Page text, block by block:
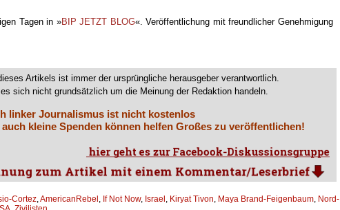
Tagen in »BIP JETZT BLOG«. Veröffentlichung mit freundlicher Genehmigung
Artikels ist immer der ursprüngliche herausgeber verantwortlich.
sich nicht grundsätzlich um die Meinung der Redaktion handeln.
linker Journalismus ist nicht kostenlos
auch kleine Spenden können helfen Großes zu veröffentlichen!
Cortez,AmericanRebel , If Not Now, Israel , Kiryat Tivon, Maya Brand-Feigenbaum, Nord-